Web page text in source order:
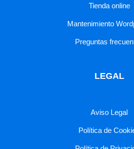
Tienda online
Mantenimiento
Preguntas
LEGAL
Aviso Legal
Política de